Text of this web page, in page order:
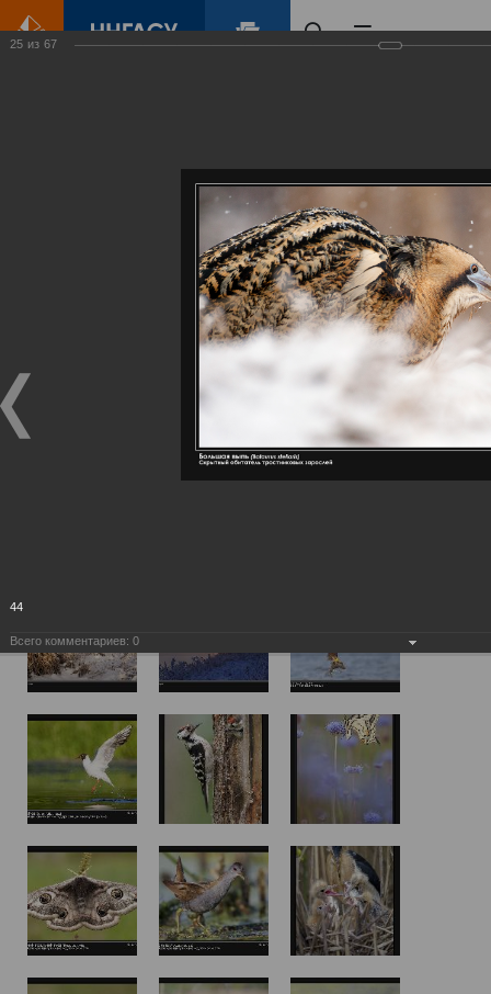
Фотогалерея
25 из 67
44
Всего комментариев: 0